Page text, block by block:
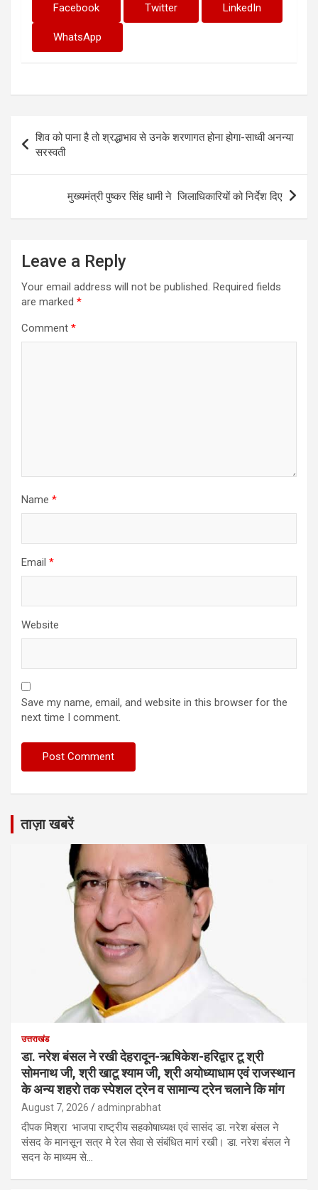
Facebook Twitter LinkedIn
WhatsApp
navigation
शिव को पाना है तो श्रद्धाभाव से उनके शरणागत होना होगा-साध्वी अनन्या
सरस्वती
मुख्यमंत्री पुष्कर सिंह धामी ने जिलाधिकारियों को निर्देश दिए
Leave a Reply
Your email address will not be published. Required fields
are marked *
Comment *
Name *
Email *
Website
Save my name, email, and website in this browser for the
next time I comment.
ताज़ा खबरें
उत्तराखंड
डा. नरेश बंसल ने रखी देहरादून-ऋषिकेश-हरिद्वार टू श्री
सोमनाथ जी, श्री खाटू श्याम जी, श्री अयोध्याधाम एवं राजस्थान
के अन्य शहरो तक स्पेशल ट्रेन व सामान्य ट्रेन चलाने कि मांग
August 7, 2026 adminprabhat
दीपक मिश्रा भाजपा राष्ट्रीय सहकोषाध्यक्ष एवं सासंद डा. नरेश बंसल ने
संसद के मानसून सत्र मे रेल सेवा से संबंधित मागं रखी। डा. नरेश बंसल ने
सदन के माध्यम से…